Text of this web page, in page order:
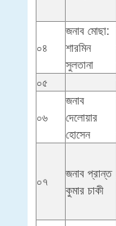
০৪
জনাব মোছা:
শারমিন
সুলতানা
০৫
০৬
জনাব
দেলোয়ার
হোসেন
০৭
জনাব প্রান্ত
কুমার চাকী